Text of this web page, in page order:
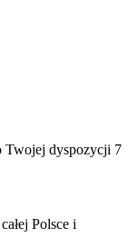
Twojej dyspozycji 7
Polsce i